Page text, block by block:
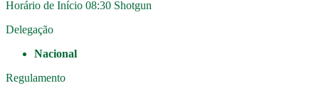
Horário de Início 08:30 Shotgun
Delegação
Nacional
Regulamento